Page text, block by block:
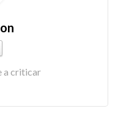
a criticar